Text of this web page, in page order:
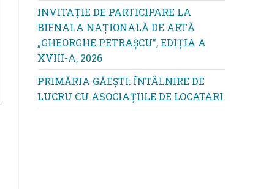
INVITAȚIE DE PARTICIPARE LA
BIENALA NAȚIONALĂ DE ARTĂ
„GHEORGHE PETRAȘCU”, EDIŢIA A
XVIII-A, 2026
PRIMĂRIA GĂEȘTI: ÎNTÂLNIRE DE
LUCRU CU ASOCIAȚIILE DE LOCATARI